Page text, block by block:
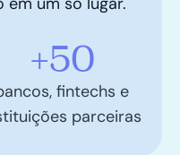
fintechs e
parceiras
+50